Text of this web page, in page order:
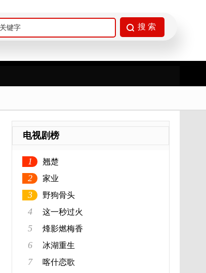
电视剧榜
1 翘楚
2 家业
3 野狗骨头
4 这一秒过火
5 烽影燃梅香
6 冰湖重生
7 喀什恋歌